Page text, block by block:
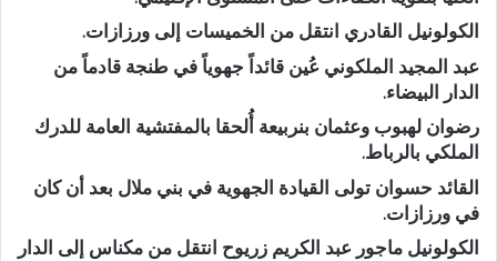
الكولونيل القادري انتقل من الخميسات إلى ورزازات.
عبد المجيد الملكوني عُين قائداً جهوياً في طنجة قادماً من
الدار البيضاء.
رضوان لهبوب وعثمان بنربيعة أُلحقا بالمفتشية العامة للدرك
الملكي بالرباط.
القائد حسوان تولى القيادة الجهوية في بني ملال بعد أن كان
في ورزازات.
الكولونيل ماجور عبد الكريم زريوح انتقل من مكناس إلى الدار